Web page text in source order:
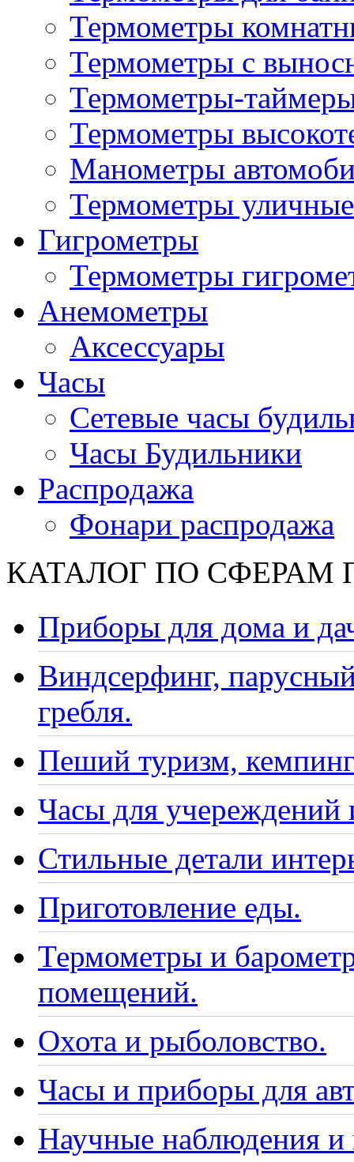
Термометры
Термометры с
Термометры-
Термометры
Манометры
Термометры уличные
Гигрометры
Термометры
Анемометры
Аксессуары
Часы
Сетевые часы
Часы Будильники
Распродажа
Фонари распродажа
КАТАЛОГ ПО СФЕРАМ
Приборы для дома и
Виндсерфинг,
гребля.
Пеший туризм,
Часы для учереждений
Стильные детали
Приготовление еды.
Термометры и
помещений.
Охота и рыболовство.
Часы и приборы для
Научные наблюдения и